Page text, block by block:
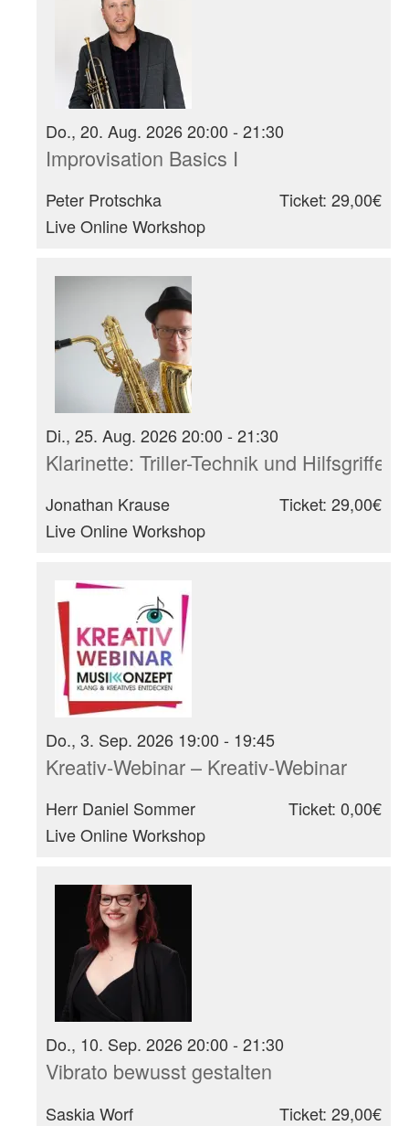
Do., 20. Aug. 2026 20:00 - 21:30
Improvisation Basics I
Peter Protschka
Live Online Workshop
Ticket: 29,00€
Di., 25. Aug. 2026 20:00 - 21:30
Klarinette: Triller-Technik und Hilfsgriffe
Jonathan Krause
Live Online Workshop
Ticket: 29,00€
Do., 3. Sep. 2026 19:00 - 19:45
Kreativ-Webinar – Kreativ-Webinar
Herr Daniel Sommer
Live Online Workshop
Ticket: 0,00€
Do., 10. Sep. 2026 20:00 - 21:30
Vibrato bewusst gestalten
Saskia Worf
Ticket: 29,00€